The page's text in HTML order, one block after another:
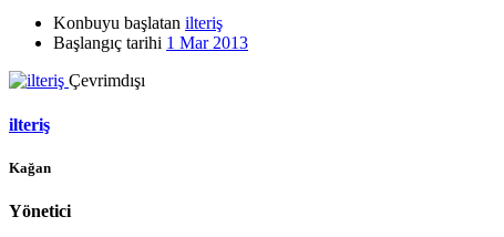
Konbuyu başlatan ilteriş
Başlangıç tarihi 1 Mar 2013
Çevrimdışı
ilteriş
Kağan
Yönetici